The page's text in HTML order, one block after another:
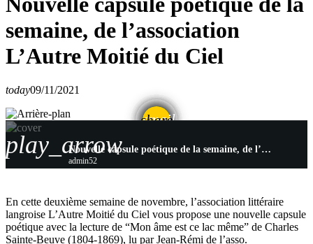
semaine, de l’association
L’Autre Moitié du Ciel
today09/11/2021
share
email
play_arrow Nouvelle capsule poétique de la semaine, de l’association L’Autre Moitié du Ciel
admin52
En cette deuxième semaine de novembre, l’association littéraire
langroise L’Autre Moitié du Ciel vous propose une nouvelle capsule
poétique avec la lecture de “Mon âme est ce lac même” de Charles
Sainte-Beuve (1804-1869), lu par Jean-Rémi de l’asso.